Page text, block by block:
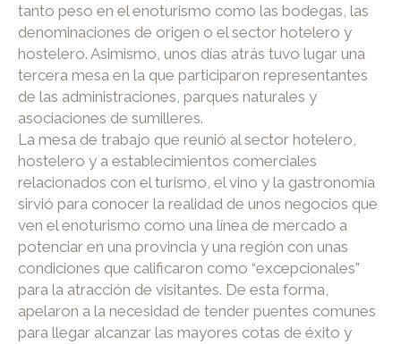
tanto peso en el enoturismo como las bodegas, las
denominaciones de origen o el sector hotelero y
hostelero. Asimismo, unos días atrás tuvo lugar una
tercera mesa en la que participaron representantes
de las administraciones, parques naturales y
asociaciones de sumilleres.
La mesa de trabajo que reunió al sector hotelero,
hostelero y a establecimientos comerciales
relacionados con el turismo, el vino y la gastronomía
sirvió para conocer la realidad de unos negocios que
ven el enoturismo como una línea de mercado a
potenciar en una provincia y una región con unas
condiciones que calificaron como “excepcionales”
para la atracción de visitantes. De esta forma,
apelaron a la necesidad de tender puentes comunes
para llegar alcanzar las mayores cotas de éxito y